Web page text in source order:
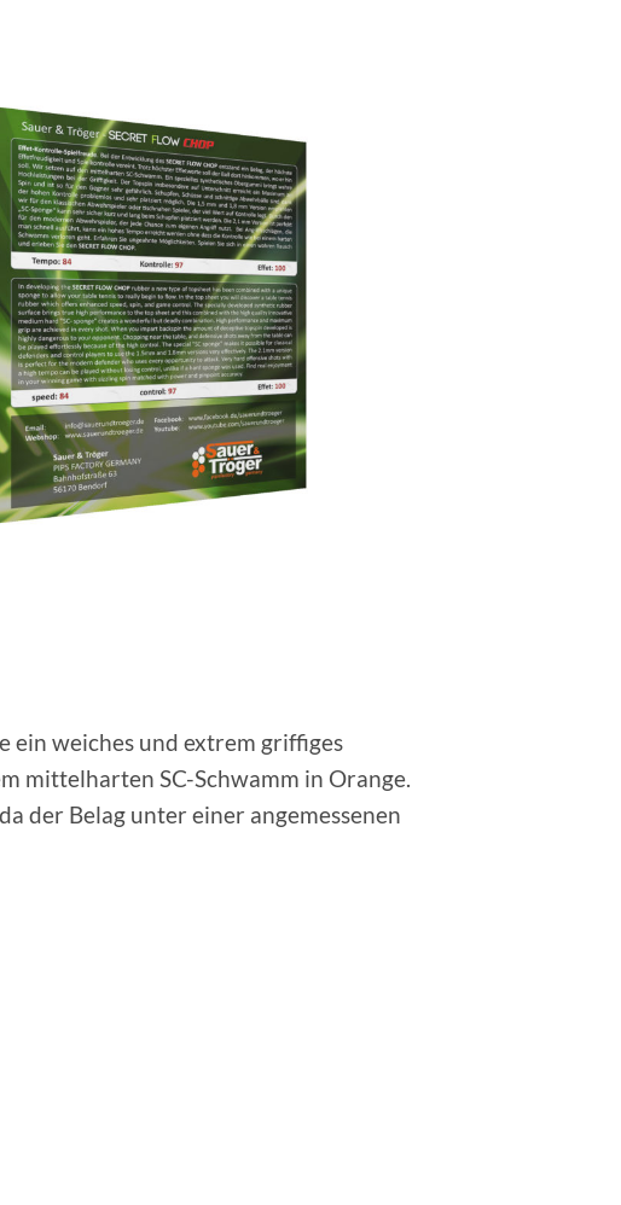
ein weiches und extrem griffiges
mittelharten SC-Schwamm in Orange.
der Belag unter einer angemessenen